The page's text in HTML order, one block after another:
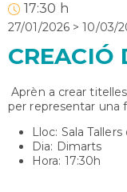
17:30 h
27/01/2026 >10/03/
CREACIÓ
Aprèn a crear
per representar una
Lloc: Sala
Dia: Dimarts
Hora: 17:30h